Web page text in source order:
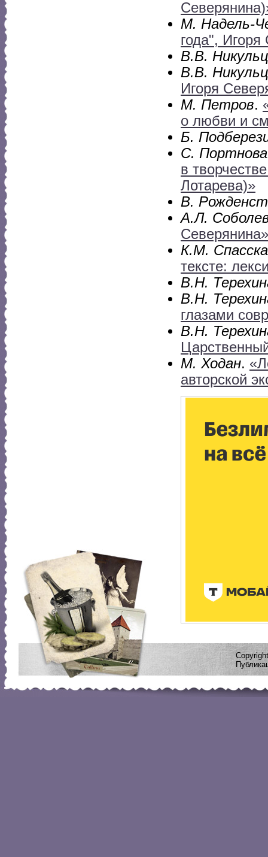
М. Надель-
года",
В.В.
В.В.
Игоря
М. Петров.
о любви и
Б.
С. Портнова
в
Лотарева)»
В.
А.Л.
Северянина»
К.М.
тексте:
В.Н.
В.Н.
глазами
В.Н.
М. Ходан.
авторской